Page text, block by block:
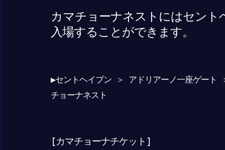
カマチョーナネストにはセン
入場することができます。
▶セントヘイブン ＞ アドリアーノ一座ゲー
チョーナネスト
[カマチョーナチケット]